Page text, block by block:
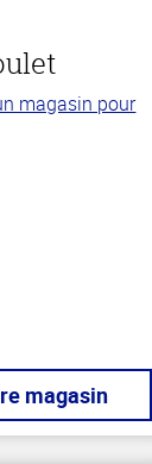
magasin pour
magasin